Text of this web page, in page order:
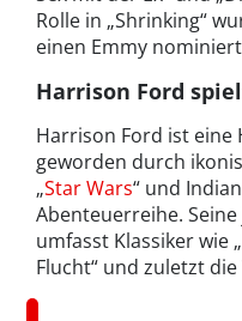
Rolle in „Shrinking“
einen Emmy
Harrison Ford
Harrison Ford ist eine
geworden durch
„Star Wars“ und
Abenteuerreihe.
umfasst Klassiker wie
Flucht“ und zuletzt